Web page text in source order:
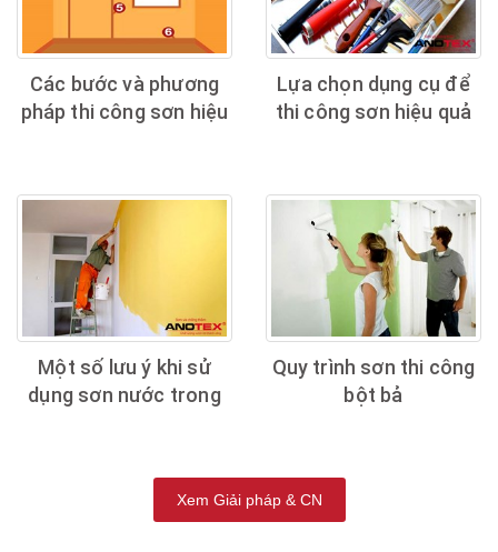
Các bước và phương
pháp thi công sơn hiệu
Lựa chọn dụng cụ để
thi công sơn hiệu quả
Một số lưu ý khi sử
dụng sơn nước trong
Quy trình sơn thi công
bột bả
Xem Giải pháp & CN